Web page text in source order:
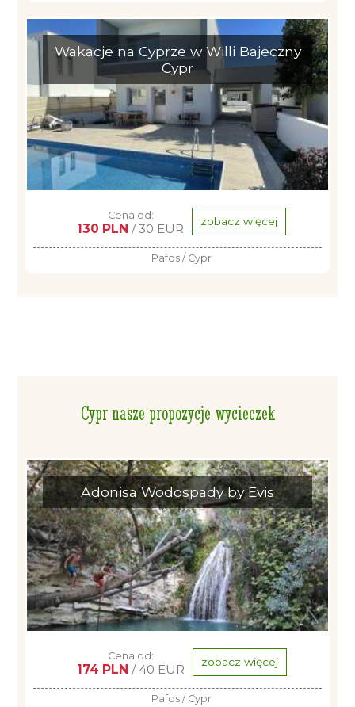
Wakacje na Cyprze w Willi Bajeczny
Cypr
Cena od:
130 PLN / 30 EUR zobacz więcej
Pafos / Cypr
Cypr nasze propozycje wycieczek
Adonisa Wodospady by Evis
Cena od:
174 PLN / 40 EUR zobacz więcej
Pafos / Cypr